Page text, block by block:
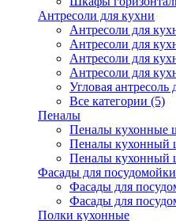
Антресоли для кухни
Антресоли для
Антресоли для
Антресоли для
Антресоли для
Угловая антресоль
Все категории (5)
Пеналы
Пеналы кухонные
Пеналы кухонный
Пеналы кухонный
Фасады для посудомойки
Фасады для
Фасады для
Полки кухонные